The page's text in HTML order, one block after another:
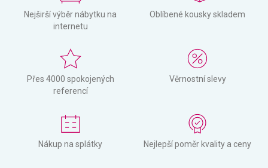
Nejširší výběr nábytku na
internetu
Oblíbené kousky skladem
Přes 4000 spokojených
referencí
Věrnostní slevy
Nákup na splátky Nejlepší poměr kvality a ceny